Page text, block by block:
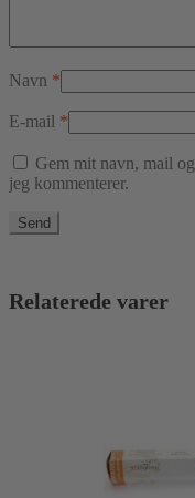
Navn *
E-mail *
Gem mit navn, mail
jeg kommenterer.
Relaterede varer